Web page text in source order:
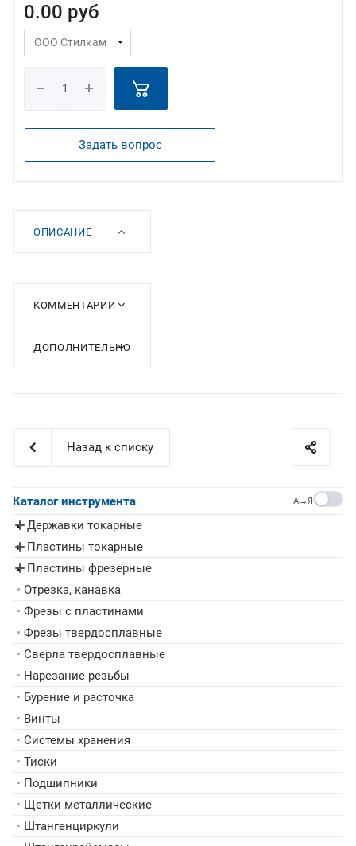
0.00 руб
Задать вопрос
ОПИСАНИЕ
КОММЕНТАРИИ
ДОПОЛНИТЕЛЬНО
Назад к списку
Каталог инструмента A→Я
▸ Державки токарные
▸ Пластины токарные
▸ Пластины фрезерные
• Отрезка, канавка
• Фрезы с пластинами
• Фрезы твердосплавные
• Сверла твердосплавные
• Нарезание резьбы
• Бурение и расточка
• Винты
• Системы хранения
• Тиски
• Подшипники
• Щетки металлические
• Штангенциркули